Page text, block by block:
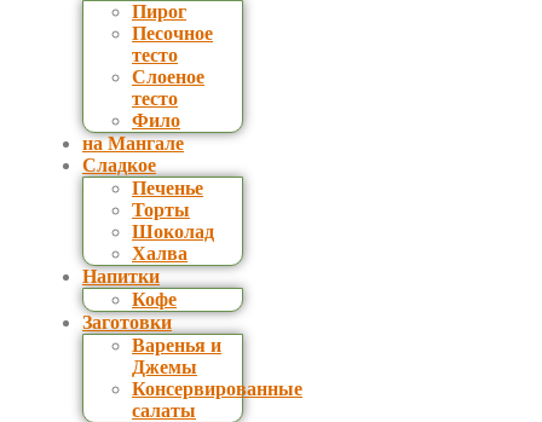
Пирог
Песочное
тесто
Слоеное
тесто
Фило
на Мангале
Сладкое
Печенье
Торты
Шоколад
Халва
Напитки
Кофе
Заготовки
Варенья и
Джемы
Консервированные
салаты